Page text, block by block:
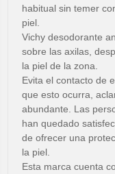
habitual sin temer
piel.
Vichy desodorante
sobre las axilas,
la piel de la zona.
Evita el contacto de
que esto ocurra,
abundante. Las
han quedado
de ofrecer una
la piel.
Esta marca cuenta